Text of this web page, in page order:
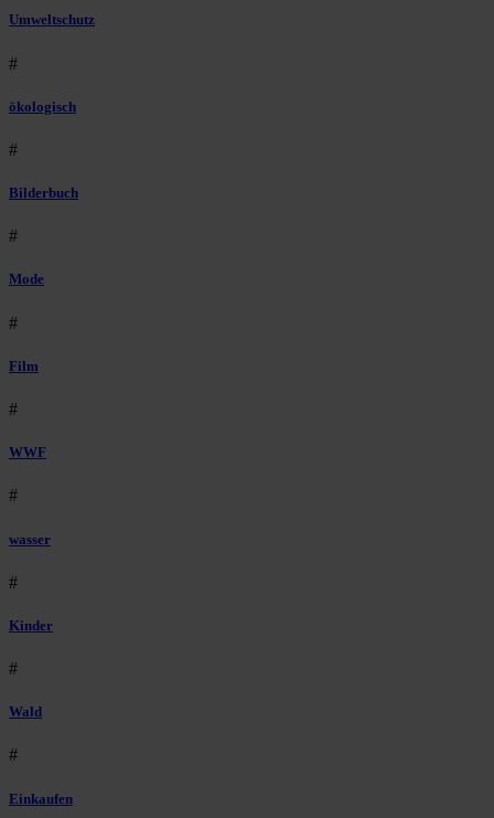
Umweltschutz
#
ökologisch
#
Bilderbuch
#
Mode
#
Film
#
WWF
#
wasser
#
Kinder
#
Wald
#
Einkaufen